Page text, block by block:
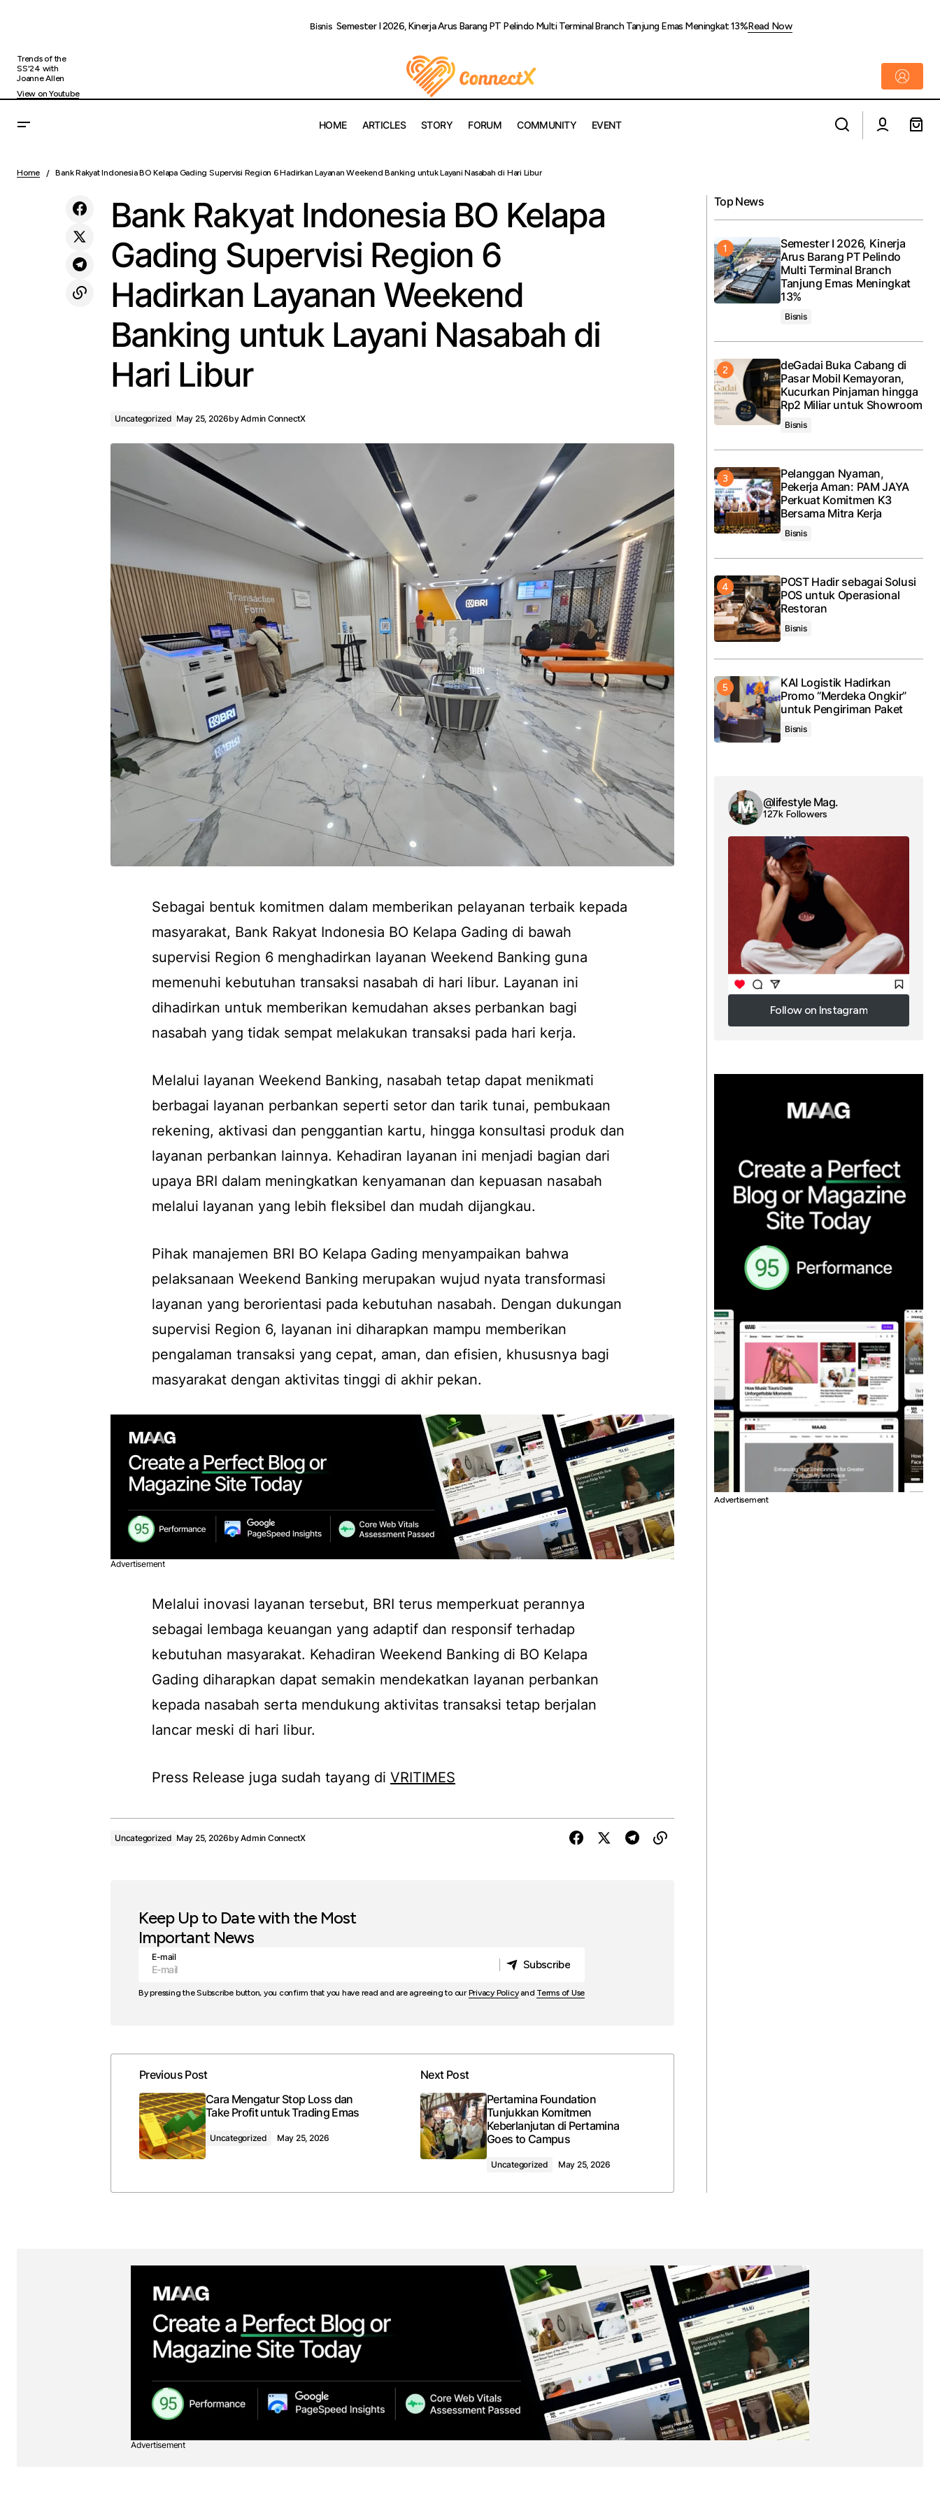
Bisnis Semester I 2026, Kinerja Arus Barang PT Pelindo Multi Terminal Branch Tanjung Emas Meningkat 13%Read Now
Trends of the
SS'24 with
Joanne Allen
View on Youtube
HOME ARTICLES STORY FORUM COMMUNITY EVENT
untuk Trading Emas
Uncategorized Weekend Banking untuk Layani Nasabah di Hari Libur
Home Bank Rakyat Indonesia BO Kelapa Gading Supervisi Region 6 Hadirkan Layanan Weekend Banking untuk Layani Nasabah di Hari Libur
Bank Rakyat Indonesia BO Kelapa
Gading Supervisi Region 6
Hadirkan Layanan Weekend
Banking untuk Layani Nasabah di
Hari Libur
Uncategorized May 25, 2026byAdmin ConnectX
Sebagai bentuk komitmen dalam memberikan pelayanan terbaik kepada
masyarakat, Bank Rakyat Indonesia BO Kelapa Gading di bawah
supervisi Region 6 menghadirkan layanan Weekend Banking guna
memenuhi kebutuhan transaksi nasabah di hari libur. Layanan ini
dihadirkan untuk memberikan kemudahan akses perbankan bagi
nasabah yang tidak sempat melakukan transaksi pada hari kerja.
Melalui layanan Weekend Banking, nasabah tetap dapat menikmati
berbagai layanan perbankan seperti setor dan tarik tunai, pembukaan
rekening, aktivasi dan penggantian kartu, hingga konsultasi produk dan
layanan perbankan lainnya. Kehadiran layanan ini menjadi bagian dari
upaya BRI dalam meningkatkan kenyamanan dan kepuasan nasabah
melalui layanan yang lebih fleksibel dan mudah dijangkau.
Pihak manajemen BRI BO Kelapa Gading menyampaikan bahwa
pelaksanaan Weekend Banking merupakan wujud nyata transformasi
layanan yang berorientasi pada kebutuhan nasabah. Dengan dukungan
supervisi Region 6, layanan ini diharapkan mampu memberikan
pengalaman transaksi yang cepat, aman, dan efisien, khususnya bagi
masyarakat dengan aktivitas tinggi di akhir pekan.
Advertisement
Melalui inovasi layanan tersebut, BRI terus memperkuat perannya
sebagai lembaga keuangan yang adaptif dan responsif terhadap
kebutuhan masyarakat. Kehadiran Weekend Banking di BO Kelapa
Gading diharapkan dapat semakin mendekatkan layanan perbankan
kepada nasabah serta mendukung aktivitas transaksi tetap berjalan
lancar meski di hari libur.
Press Release juga sudah tayang di VRITIMES
Uncategorized May 25, 2026byAdmin ConnectX
Keep Up to Date with the Most
Important News
E-mail
Subscribe
By pressing the Subscribe button, you confirm that you have read and are agreeing to ourPrivacy Policyand Terms of Use
Previous Post
Cara Mengatur Stop Loss dan
Take Profit untuk Trading Emas
Uncategorized May 25, 2026
Next Post
Pertamina Foundation
Tunjukkan Komitmen
Keberlanjutan di Pertamina
Goes to Campus
Uncategorized May 25, 2026
Top News
Semester I 2026, Kinerja
Arus Barang PT Pelindo
Multi Terminal Branch
Tanjung Emas Meningkat
13%
Bisnis
deGadai Buka Cabang di
Pasar Mobil Kemayoran,
Kucurkan Pinjaman hingga
Rp2 Miliar untuk Showroom
Bisnis
Pelanggan Nyaman,
Pekerja Aman: PAM JAYA
Perkuat Komitmen K3
Bersama Mitra Kerja
Bisnis
POST Hadir sebagai Solusi
POS untuk Operasional
Restoran
Bisnis
KAI Logistik Hadirkan
Promo “Merdeka Ongkir”
untuk Pengiriman Paket
Bisnis
@lifestyle Mag.
127k Followers
Follow on Instagram
Follow on Instagram
Advertisement
Advertisement